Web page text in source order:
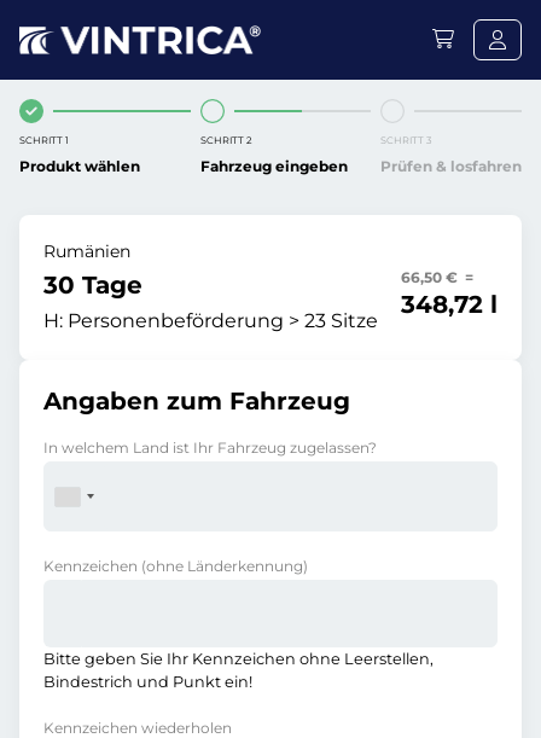
SCHRITT 1
Produkt wählen
SCHRITT 2
Fahrzeug eingeben
SCHRITT 3
Prüfen & losfahren
Rumänien
30 Tage
H: Personenbeförderung > 23 Sitze
66,50 € =
348,72 l
Angaben zum Fahrzeug
In welchem Land ist Ihr Fahrzeug zugelassen?
Kennzeichen (ohne Länderkennung)
Bitte geben Sie Ihr Kennzeichen ohne Leerstellen,
Bindestrich und Punkt ein!
Kennzeichen wiederholen